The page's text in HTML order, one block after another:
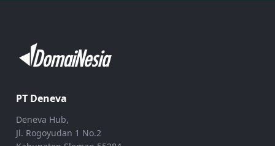
PT Deneva
Deneva Hub,
Jl. Rogoyudan 1 No.2